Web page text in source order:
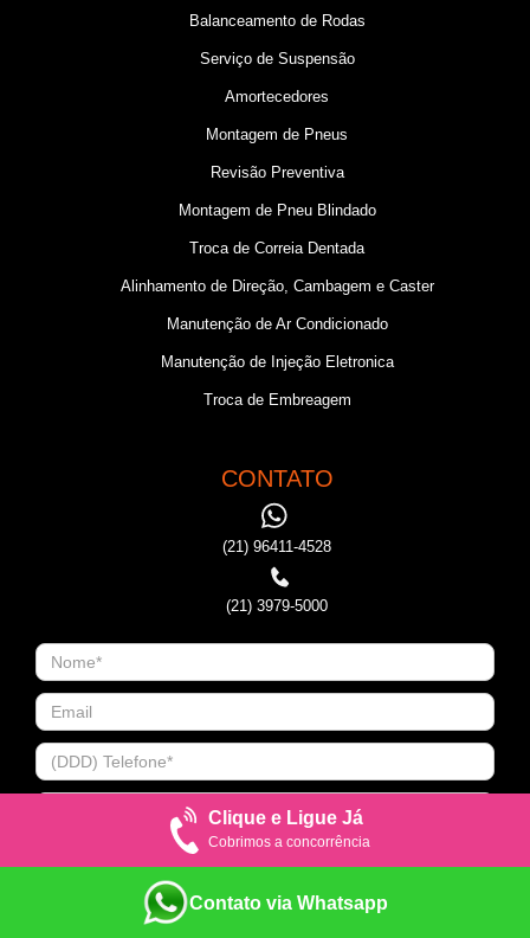
Balanceamento de Rodas
Serviço de Suspensão
Amortecedores
Montagem de Pneus
Revisão Preventiva
Montagem de Pneu Blindado
Troca de Correia Dentada
Alinhamento de Direção, Cambagem e Caster
Manutenção de Ar Condicionado
Manutenção de Injeção Eletronica
Troca de Embreagem
CONTATO
(21) 96411-4528
(21) 3979-5000
Clique e Ligue Já
Cobrimos a concorrência
Contato via Whatsapp